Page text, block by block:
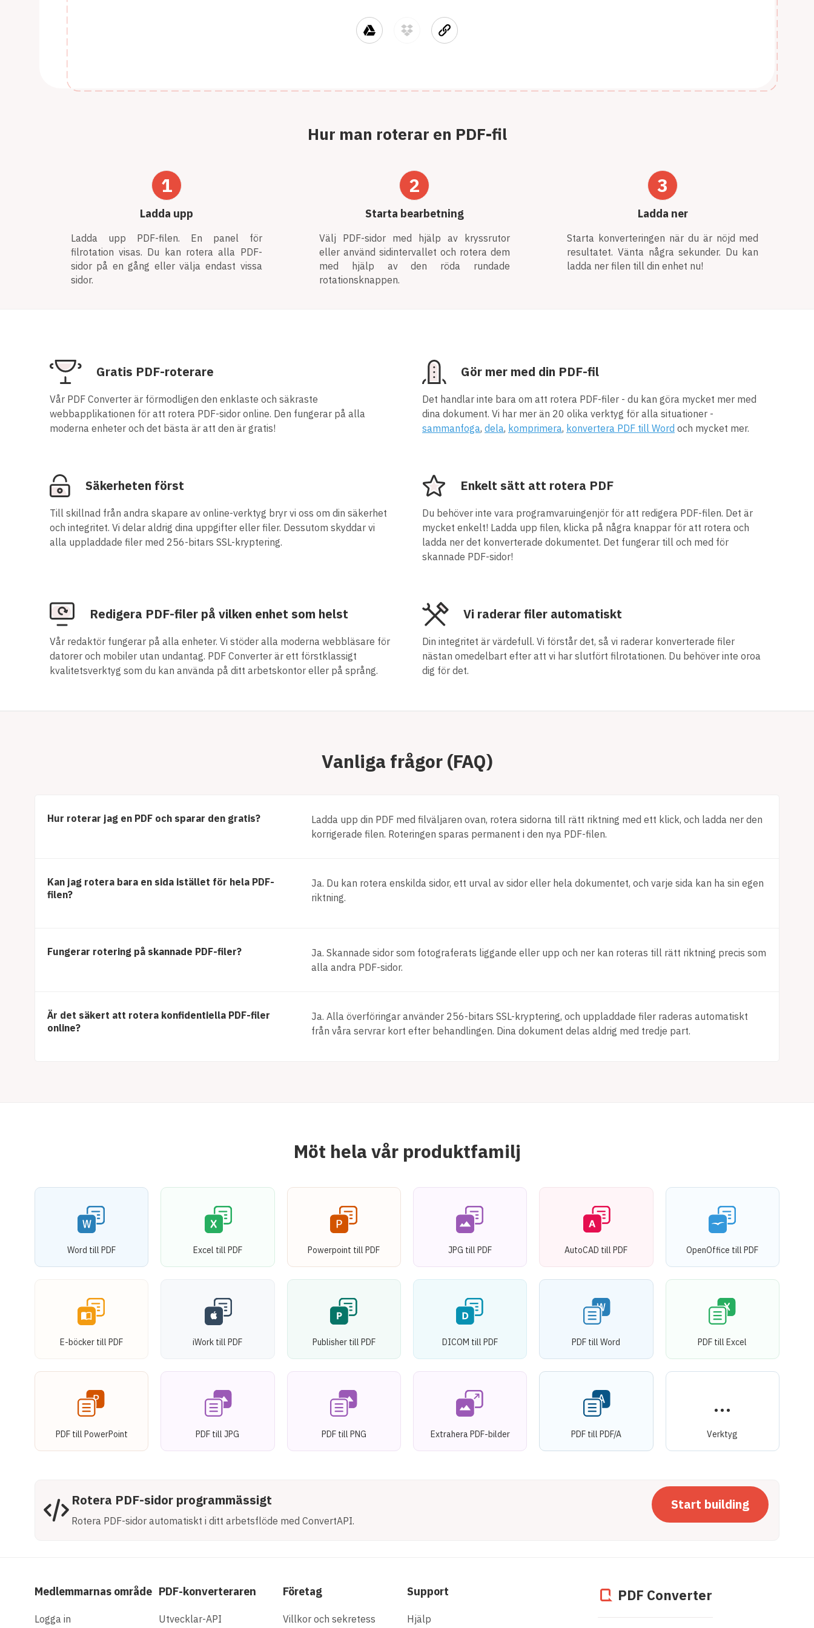
Hur man roterar en PDF-fil
1
Ladda upp
Ladda upp PDF-filen. En panel för
filrotation visas. Du kan rotera alla PDF-
sidor på en gång eller välja endast vissa
sidor.
2
Starta bearbetning
Välj PDF-sidor med hjälp av kryssrutor
eller använd sidintervallet och rotera dem
med hjälp av den röda rundade
rotationsknappen.
3
Ladda ner
Starta konverteringen när du är nöjd med
resultatet. Vänta några sekunder. Du kan
ladda ner filen till din enhet nu!
Gratis PDF-roterare
Vår PDF Converter är förmodligen den enklaste och säkraste
webbapplikationen för att rotera PDF-sidor online. Den fungerar på alla
moderna enheter och det bästa är att den är gratis!
Gör mer med din PDF-fil
Det handlar inte bara om att rotera PDF-filer - du kan göra mycket mer med
dina dokument. Vi har mer än 20 olika verktyg för alla situationer -
sammanfoga, dela, komprimera, konvertera PDF till Word och mycket mer.
Säkerheten först
Till skillnad från andra skapare av online-verktyg bryr vi oss om din säkerhet
och integritet. Vi delar aldrig dina uppgifter eller filer. Dessutom skyddar vi
alla uppladdade filer med 256-bitars SSL-kryptering.
Enkelt sätt att rotera PDF
Du behöver inte vara programvaruingenjör för att redigera PDF-filen. Det är
mycket enkelt! Ladda upp filen, klicka på några knappar för att rotera och
ladda ner det konverterade dokumentet. Det fungerar till och med för
skannade PDF-sidor!
Redigera PDF-filer på vilken enhet som helst
Vår redaktör fungerar på alla enheter. Vi stöder alla moderna webbläsare för
datorer och mobiler utan undantag. PDF Converter är ett förstklassigt
kvalitetsverktyg som du kan använda på ditt arbetskontor eller på språng.
Vi raderar filer automatiskt
Din integritet är värdefull. Vi förstår det, så vi raderar konverterade filer
nästan omedelbart efter att vi har slutfört filrotationen. Du behöver inte oroa
dig för det.
Vanliga frågor (FAQ)
Hur roterar jag en PDF och sparar den gratis?
Ladda upp din PDF med filväljaren ovan, rotera sidorna till rätt riktning med ett klick, och ladda ner den
korrigerade filen. Roteringen sparas permanent i den nya PDF-filen.
Kan jag rotera bara en sida istället för hela PDF-
filen?
Ja. Du kan rotera enskilda sidor, ett urval av sidor eller hela dokumentet, och varje sida kan ha sin egen
riktning.
Fungerar rotering på skannade PDF-filer?
Ja. Skannade sidor som fotograferats liggande eller upp och ner kan roteras till rätt riktning precis som
alla andra PDF-sidor.
Är det säkert att rotera konfidentiella PDF-filer
online?
Ja. Alla överföringar använder 256-bitars SSL-kryptering, och uppladdade filer raderas automatiskt
från våra servrar kort efter behandlingen. Dina dokument delas aldrig med tredje part.
Möt hela vår produktfamilj
Word till PDF Excel till PDF Powerpoint till PDF JPG till PDF AutoCAD till PDF OpenOffice till PDF
E-böcker till PDF iWork till PDF Publisher till PDF DICOM till PDF PDF till Word PDF till Excel
PDF till PowerPoint PDF till JPG PDF till PNG Extrahera PDF-bilder PDF till PDF/A Verktyg
Rotera PDF-sidor programmässigt
Rotera PDF-sidor automatiskt i ditt arbetsflöde med ConvertAPI.
Start building
Medlemmarnas område
Logga in
PDF-konverteraren
Utvecklar-API
Företag
Villkor och sekretess
Support
Hjälp
PDF Converter